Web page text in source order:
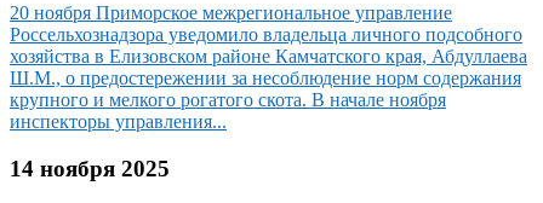
20 ноября Приморское межрегиональное управление
Россельхознадзора уведомило владельца личного подсобного
хозяйства в Елизовском районе Камчатского края, Абдуллаева
Ш.М., о предостережении за несоблюдение норм содержания
крупного и мелкого рогатого скота. В начале ноября
инспекторы управления...
14 ноября 2025